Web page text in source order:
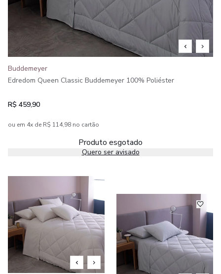
Buddemeyer
Edredom Queen Classic Buddemeyer 100% Poliéster
R$ 459,90
ou em 4x de R$ 114,98 no cartão
Produto esgotado
Quero ser avisado